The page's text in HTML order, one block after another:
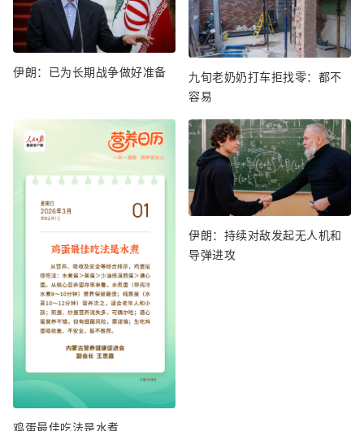
伊朗：已为长期战争做好准备
九旬老奶奶打车拒找零：都不
容易
鸡蛋最佳吃法是水煮
伊朗：持续对敌发起无人机和
导弹进攻